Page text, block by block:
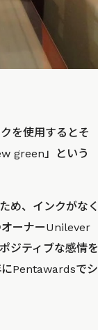
を使用するとそ
green」という
め、インクがなく
オーナーUnilever
ジティブな感情を
にPentawardsでシ